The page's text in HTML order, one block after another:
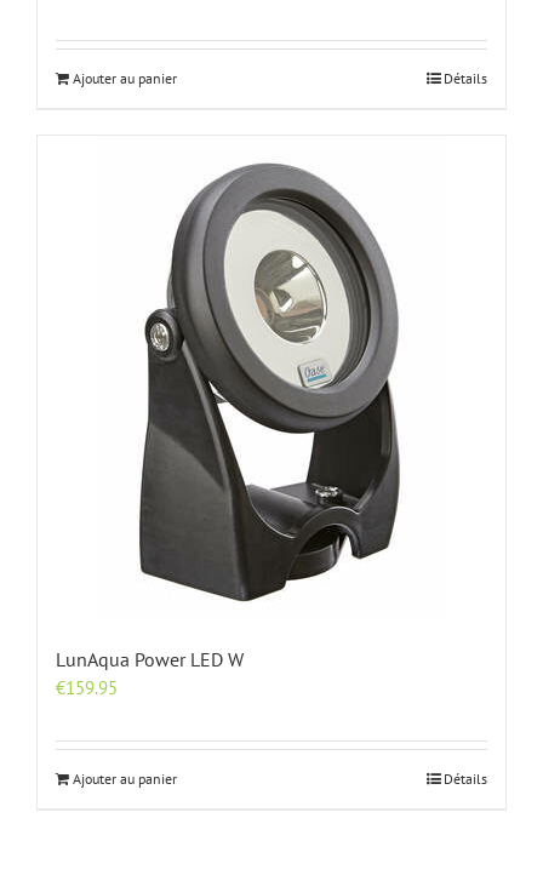
Ajouter au panier Détails
LunAqua Power LED W
€159.95
Ajouter au panier Détails